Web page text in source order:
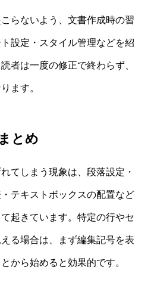
らないよう、文書作成時の習
設定・スタイル管理などを紹
者は一度の修正で終わらず、
ます。
まとめ
てしまう現象は、段落設定・
テキストボックスの配置など
起きています。特定の行やセ
る場合は、まず編集記号を表
から始めると効果的です。